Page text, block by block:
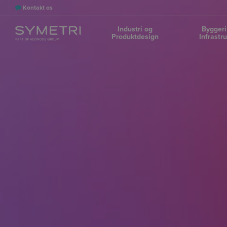
Kontakt os
Industri og
Produktdesign